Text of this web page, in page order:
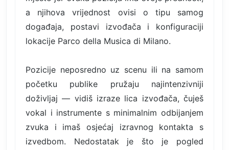
a njihova vrijednost ovisi o tipu samog
događaja, postavi izvođača i konfiguraciji
lokacije Parco della Musica di Milano.
Pozicije neposredno uz scenu ili na samom
početku publike pružaju najintenzivniji
doživljaj — vidiš izraze lica izvođača, čuješ
vokal i instrumente s minimalnim odbijanjem
zvuka i imaš osjećaj izravnog kontakta s
izvedbom. Nedostatak je što je pogled